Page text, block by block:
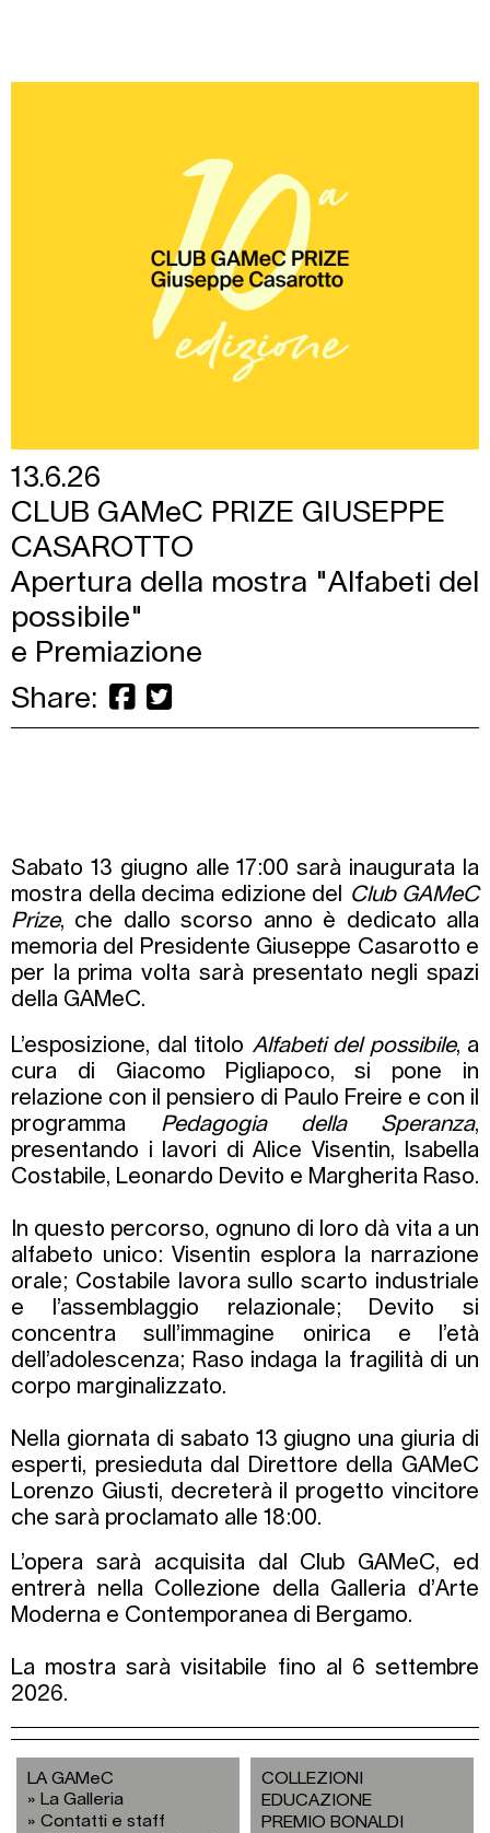
13.6.26
CLUB GAMeC PRIZE GIUSEPPE
CASAROTTO
Apertura della mostra "Alfabeti del
possibile"
e Premiazione
Share:
Sabato 13 giugno alle 17:00 sarà inaugurata la
mostra della decima edizione del
Club GAMeC
Prize, che dallo scorso anno è dedicato alla
memoria del Presidente Giuseppe Casarotto e
per la prima volta sarà presentato negli spazi
della GAMeC.
L’esposizione, dal titolo Alfabeti del possibile, a
cura di Giacomo Pigliapoco, si pone in
relazione con il pensiero di Paulo Freire e con il
programma Pedagogia della Speranza,
presentando i lavori di Alice Visentin, Isabella
Costabile, Leonardo Devito e Margherita Raso.
In questo percorso, ognuno di loro dà vita a un
alfabeto unico: Visentin esplora la narrazione
orale; Costabile lavora sullo scarto industriale
e l’assemblaggio relazionale; Devito si
concentra sull’immagine onirica e l’età
dell’adolescenza; Raso indaga la fragilità di un
corpo marginalizzato.
Nella giornata di sabato 13 giugno una giuria di
esperti, presieduta dal Direttore della GAMeC
Lorenzo Giusti, decreterà il progetto vincitore
che sarà proclamato alle 18:00.
L’opera sarà acquisita dal Club GAMeC, ed
entrerà nella Collezione della Galleria d’Arte
Moderna e Contemporanea di Bergamo.
La mostra sarà visitabile fino al 6 settembre
2026.
LA GAMeC
La Galleria
Contatti e staff
COLLEZIONI
EDUCAZIONE
PREMIO BONALDI